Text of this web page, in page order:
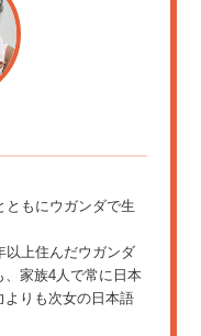
ともにウガンダで生
以上住んだウガンダ
、家族4人で常に日本
よりも次女の日本語